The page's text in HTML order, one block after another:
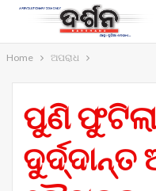
Home ଅପରାଧ
ପୁଣି